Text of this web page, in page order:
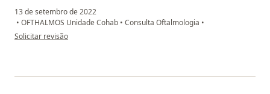
13 de setembro de 2022
• OFTHALMOS Unidade Cohab • Consulta Oftalmologia •
na opinião do utilizador Maria Eva
Solicitar revisão